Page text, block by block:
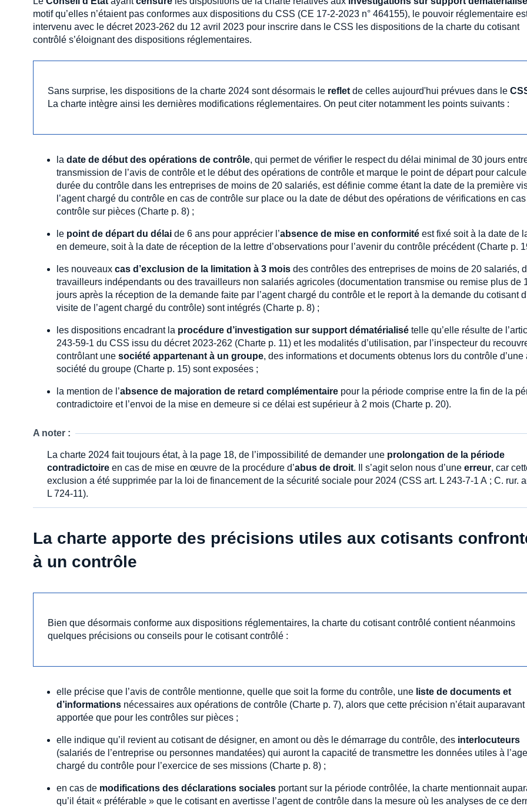
motif qu’elles n’étaient pas conformes aux dispositions du CSS (CE 17-2-2023 n° 464155), le pouvoir réglementaire
intervenu avec le décret 2023-262 du 12 avril 2023 pour inscrire dans le CSS les dispositions de la charte du cotisant
contrôlé s’éloignant des dispositions réglementaires.
Sans surprise, les dispositions de la charte 2024 sont désormais le reflet de celles aujourd'hui prévues dans le
La charte intègre ainsi les dernières modifications réglementaires. On peut citer notamment les points suivants :
la date de début des opérations de contrôle, qui permet de vérifier le respect du délai minimal de 30 jours
transmission de l’avis de contrôle et le début des opérations de contrôle et marque le point de départ pour
durée du contrôle dans les entreprises de moins de 20 salariés, est définie comme étant la date de la première
l’agent chargé du contrôle en cas de contrôle sur place ou la date de début des opérations de vérifications en
contrôle sur pièces (Charte p. 8) ;
le point de départ du délai de 6 ans pour apprécier l’absence de mise en conformité est fixé soit à la date de
en demeure, soit à la date de réception de la lettre d’observations pour l’avenir du contrôle précédent (Charte p.
les nouveaux cas d’exclusion de la limitation à 3 mois des contrôles des entreprises de moins de 20 salariés,
travailleurs indépendants ou des travailleurs non salariés agricoles (documentation transmise ou remise plus de
jours après la réception de la demande faite par l’agent chargé du contrôle et le report à la demande du cotisant
visite de l’agent chargé du contrôle) sont intégrés (Charte p. 8) ;
les dispositions encadrant la procédure d’investigation sur support dématérialisé telle qu’elle résulte de
243-59-1 du CSS issu du décret 2023-262 (Charte p. 11) et les modalités d’utilisation, par l’inspecteur du
contrôlant une société appartenant à un groupe, des informations et documents obtenus lors du contrôle d’une
société du groupe (Charte p. 15) sont exposées ;
la mention de l’absence de majoration de retard complémentaire pour la période comprise entre la fin de la
contradictoire et l’envoi de la mise en demeure si ce délai est supérieur à 2 mois (Charte p. 20).
A noter :
La charte 2024 fait toujours état, à la page 18, de l’impossibilité de demander une prolongation de la période
contradictoire en cas de mise en œuvre de la procédure d’abus de droit. Il s’agit selon nous d’une erreur, car
exclusion a été supprimée par la loi de financement de la sécurité sociale pour 2024 (CSS art. L 243-7-1 A ; C. rur.
L 724-11).
La charte apporte des précisions utiles aux cotisants
à un contrôle
Bien que désormais conforme aux dispositions réglementaires, la charte du cotisant contrôlé contient néanmoins
quelques précisions ou conseils pour le cotisant contrôlé :
elle précise que l’avis de contrôle mentionne, quelle que soit la forme du contrôle, une liste de documents et
d’informations nécessaires aux opérations de contrôle (Charte p. 7), alors que cette précision n’était auparavant
apportée que pour les contrôles sur pièces ;
elle indique qu’il revient au cotisant de désigner, en amont ou dès le démarrage du contrôle, des interlocuteurs
(salariés de l’entreprise ou personnes mandatées) qui auront la capacité de transmettre les données utiles à
chargé du contrôle pour l’exercice de ses missions (Charte p. 8) ;
en cas de modifications des déclarations sociales portant sur la période contrôlée, la charte mentionnait
qu’il était « préférable » que le cotisant en avertisse l’agent de contrôle dans la mesure où les analyses de ce